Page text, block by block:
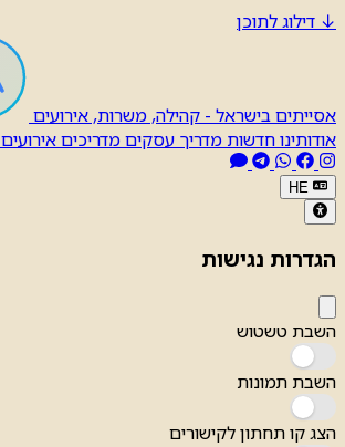
↓ דילוג לתוכן
אסייתים בישראל - קהילה, משרות, אירועים
אודותינוחדשות מדריך עסקיםמדריכיםאירועים
HE
הגדרות נגישות
השבת טשטוש
השבת תמונות
הצג קו תחתון לקישורים